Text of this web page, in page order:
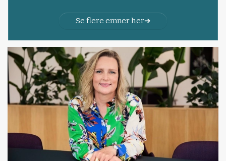
Se flere emner her